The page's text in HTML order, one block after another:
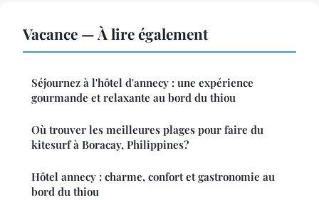
Vacance — À lire également
Séjournez à l'hôtel d'annecy : une expérience
gourmande et relaxante au bord du thiou
Où trouver les meilleures plages pour faire du
kitesurf à Boracay, Philippines?
Hôtel annecy : charme, confort et gastronomie au
bord du thiou